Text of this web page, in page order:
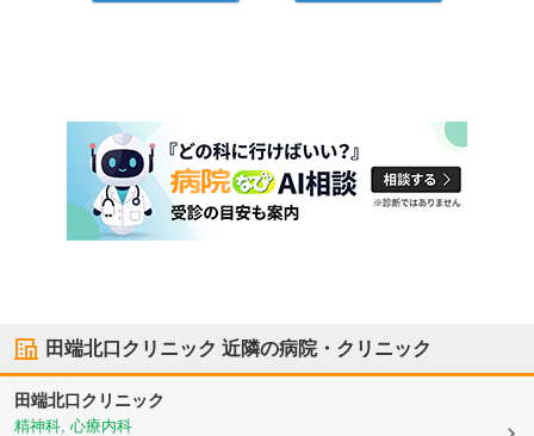
田端北口クリニック 近隣の病院・クリニック
田端北口クリニック
精神科, 心療内科